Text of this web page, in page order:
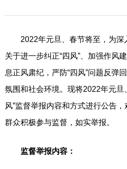
2022年元旦、春节将至，为深
关于进一步纠正“四风”、加强作风
息正风肃纪，严防“四风”问题反弹
氛围和社会环境。现将2022年元旦
风”监督举报内容和方式进行公告
群众积极参与监督，如实举报。
监督举报内容：